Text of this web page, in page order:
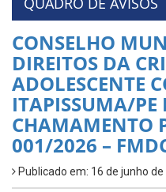
CONSELHO
DIREITOS DA
ADOLESCENTE
ITAPISSUMA/PE
CHAMAMENTO
001/2026 –
Publicado em: 16 de junho de